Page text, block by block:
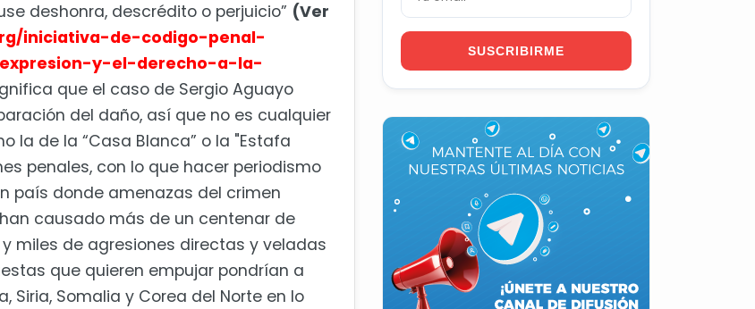
deshonra, descrédito o perjuicio” (Ver
iniciativa-de-codigo-penal-
y-el-derecho-a-la-
que el caso de Sergio Aguayo
del daño, así que no es cualquier
la de la “Casa Blanca” o la "Estafa
penales, con lo que hacer periodismo
país donde amenazas del crimen
causado más de un centenar de
miles de agresiones directas y veladas
que quieren empujar pondrían a
Siria, Somalia y Corea del Norte en lo
SUSCRIBIRME